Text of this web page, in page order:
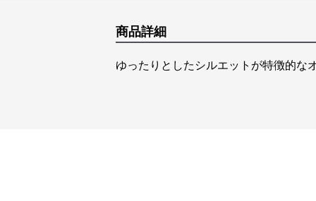
商品詳細
ゆったりとしたシルエットが特徴的な